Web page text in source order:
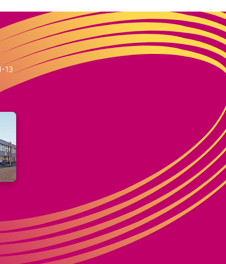
13